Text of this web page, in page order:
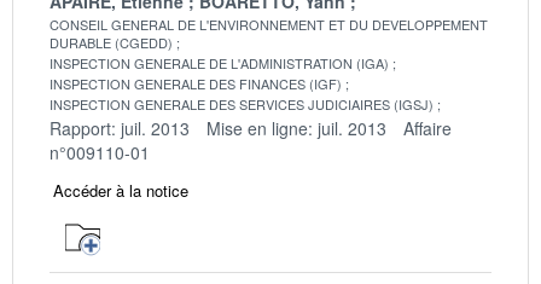
CONSEIL GENERAL DE L'ENVIRONNEMENT ET DU DEVELOPPEMENT
DURABLE (CGEDD)
INSPECTION GENERALE DE L'ADMINISTRATION (IGA)
INSPECTION GENERALE DES FINANCES (IGF)
INSPECTION GENERALE DES SERVICES JUDICIAIRES (IGSJ)
Rapport: juil. 2013 Mise en ligne: juil. 2013
Affaire
n°009110-01
Accéder à la notice